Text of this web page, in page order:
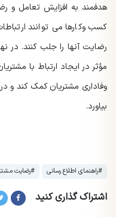
هدفمند به افزایش تعامل و
کسب وکارها می توانند
رضایت آنها را جلب کنند. در
مؤثر در ایجاد ارتباط با
وفاداری مشتریان کمک کند و
بیاورد.
#راهنمای اطلاع رسانی #رضایت
اشتراک گذاری کنید